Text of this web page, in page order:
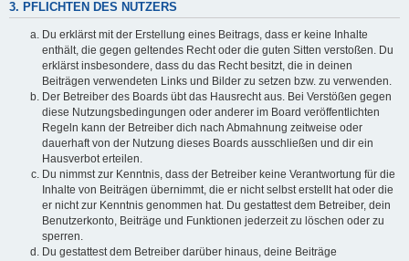
3. PFLICHTEN DES NUTZERS
Du erklärst mit der Erstellung eines Beitrags, dass er keine Inhalte
enthält, die gegen geltendes Recht oder die guten Sitten verstoßen. Du
erklärst insbesondere, dass du das Recht besitzt, die in deinen
Beiträgen verwendeten Links und Bilder zu setzen bzw. zu verwenden.
Der Betreiber des Boards übt das Hausrecht aus. Bei Verstößen gegen
diese Nutzungsbedingungen oder anderer im Board veröffentlichten
Regeln kann der Betreiber dich nach Abmahnung zeitweise oder
dauerhaft von der Nutzung dieses Boards ausschließen und dir ein
Hausverbot erteilen.
Du nimmst zur Kenntnis, dass der Betreiber keine Verantwortung für die
Inhalte von Beiträgen übernimmt, die er nicht selbst erstellt hat oder die
er nicht zur Kenntnis genommen hat. Du gestattest dem Betreiber, dein
Benutzerkonto, Beiträge und Funktionen jederzeit zu löschen oder zu
sperren.
Du gestattest dem Betreiber darüber hinaus, deine Beiträge